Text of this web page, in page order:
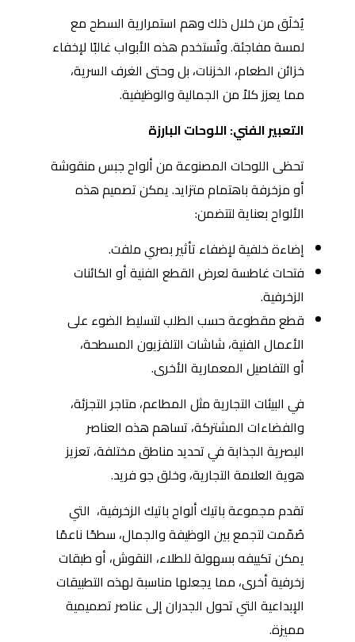
يُخلَق من خلال ذلك وهم استمرارية السطح مع
لمسة مفاجئة. وتُستخدم هذه الأبواب غالبًا لإخفاء
خزائن الطعام، الخزنات، بل وحتى الغرف السرية،
مما يعزز كلاً من الجمالية والوظيفية.
التعبير الفني: اللوحات البارزة
تحظى اللوحات المصنوعة من ألواح جبس منقوشة
أو مزخرفة باهتمام متزايد. يمكن تصميم هذه
الألواح بعناية لتتضمن:
إضاءة خلفية لإضفاء تأثير بصري ملفت.
فتحات غاطسة لعرض القطع الفنية أو الكائنات
الزخرفية.
قطع مقطوعة حسب الطلب لتسليط الضوء على
الأعمال الفنية، شاشات التلفزيون المسطحة،
أو التفاصيل المعمارية الأخرى.
في البيئات التجارية مثل المطاعم، متاجر التجزئة،
والفضاءات المشتركة، تساهم هذه العناصر
البصرية الجذابة في تحديد مناطق مختلفة، تعزيز
هوية العلامة التجارية، وخلق جو فريد.
تقدم مجموعة باتيك ألواح باتيك الزخرفية، التي
صُمّمت لتجمع بين الوظيفة والجمال، سطحًا ناعمًا
يمكن تكييفه بسهولة للطلاء، النقوش، أو طبقات
زخرفية أخرى، مما يجعلها مناسبة لهذه التطبيقات
الإبداعية التي تحول الجدران إلى عناصر تصميمية
مميزة.